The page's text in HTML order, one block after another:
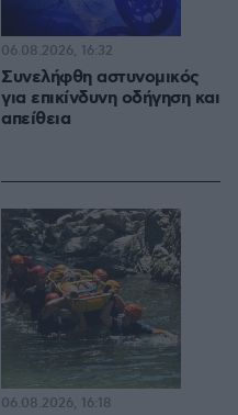
Συνελήφθη αστυνομικός
για επικίνδυνη οδήγηση και
απείθεια
06.08.2026, 16:32
06.08.2026, 16:18